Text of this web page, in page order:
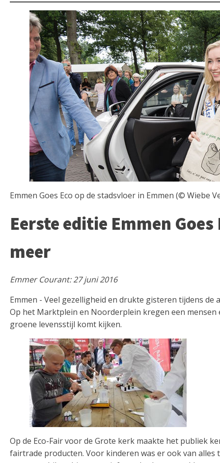
Emmen Goes Eco op de stadsvloer in Emmen (© Wiebe
Eerste editie Emmen
meer
Emmer Courant: 27 juni 2016
Emmen - Veel gezelligheid en drukte gisteren tijdens de
Op het Marktplein en Noorderplein kregen een
groene levensstijl komt kijken.
Op de Eco-Fair voor de Grote kerk maakte het publiek
fairtrade producten. Voor kinderen was er ook van alles